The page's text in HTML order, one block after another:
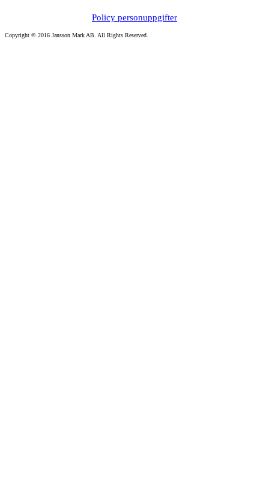
Policy personuppgifter
Copyright © 2016 Jansson Mark AB. All Rights Reserved.